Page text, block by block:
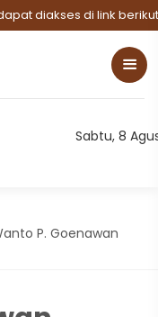
diakses di link berikut:
Sabtu, 8
P. Goenawan